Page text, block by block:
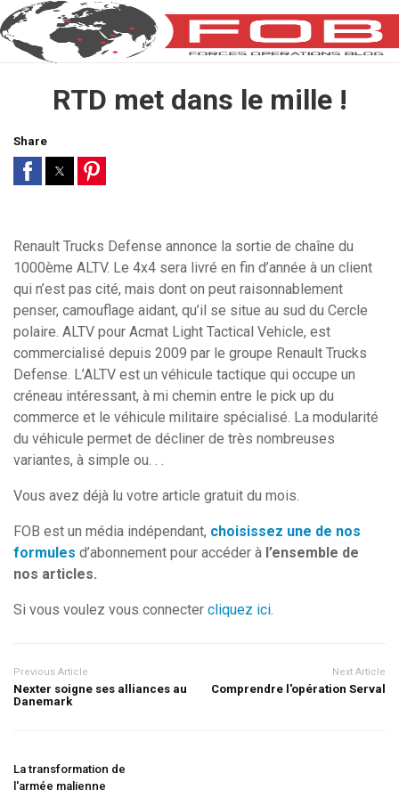
RTD met dans le mille !
Share
Renault Trucks Defense annonce la sortie de chaîne du
1000ème ALTV. Le 4x4 sera livré en fin d’année à un client
qui n’est pas cité, mais dont on peut raisonnablement
penser, camouflage aidant, qu’il se situe au sud du Cercle
polaire. ALTV pour Acmat Light Tactical Vehicle, est
commercialisé depuis 2009 par le groupe Renault Trucks
Defense. L’ALTV est un véhicule tactique qui occupe un
créneau intéressant, à mi chemin entre le pick up du
commerce et le véhicule militaire spécialisé. La modularité
du véhicule permet de décliner de très nombreuses
variantes, à simple ou. . .
Vous avez déjà lu votre article gratuit du mois.
FOB est un média indépendant, choisissez une de nos
formules d’abonnement pour accéder à l’ensemble de
nos articles.
Si vous voulez vous connecter cliquez ici.
Previous Article
Nexter soigne ses alliances au
Danemark
Next Article
Comprendre l'opération Serval
La transformation de
l'armée malienne